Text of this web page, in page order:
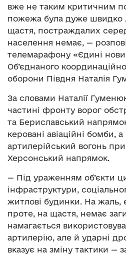
вже не таким критичним
пожежа була дуже швидко
щастя, постраждалих
населення немає, —
телемарафону «Єдині
Об’єднаного
оборони Півдня Наталія
За словами Наталії
частині фронту ворог
та Бериславський
керовані авіаційні бомби,
артилерійський вогонь
Херсонський напрямок.
— Під ураженням об’єкти
інфраструктури,
житлові будинки. На жаль,
проте, на щастя, немає
намагається
артилерію, але й ударні
вказує на зміну тактики —